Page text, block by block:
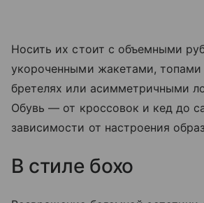
Носить их стоит с объемными
укороченными жакетами, топами
бретелях или асимметричными
Обувь — от кроссовок и кед до
зависимости от настроения
В стиле бохо